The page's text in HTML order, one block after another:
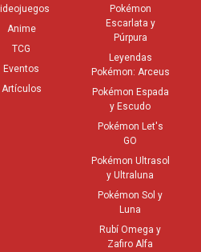
Anime
TCG
Eventos
Artículos
Pokémon
Escarlata y
Púrpura
Leyendas
Pokémon: Arceus
Pokémon Espada
y Escudo
Pokémon Let's
GO
Pokémon Ultrasol
y Ultraluna
Pokémon Sol y
Luna
Rubí Omega y
Zafiro Alfa